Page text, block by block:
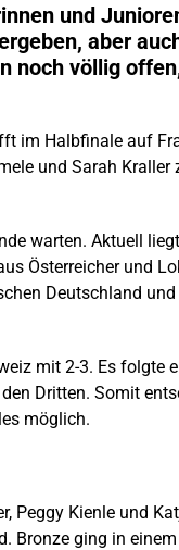
und
aber
noch völlig
im Halbfinale auf
und Sarah
warten. Aktuell
Österreicher und
Deutschland
mit 2-3. Es folgte
Dritten. Somit
möglich.
Peggy Kienle und
Bronze ging in